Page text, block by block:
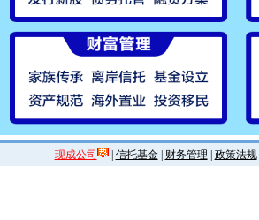
现成公司 | 信托基金| 财务管理 政策法规|